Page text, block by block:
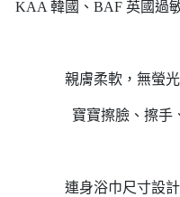
KAA 韓國、BAF 英國過
親膚柔軟，無螢
寶寶擦臉、擦手
連身浴巾尺寸設